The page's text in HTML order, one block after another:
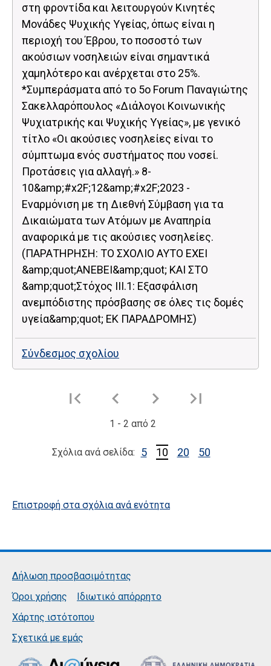
στη φροντίδα και λειτουργούν Κινητές
Μονάδες Ψυχικής Υγείας, όπως είναι η
περιοχή του Έβρου, το ποσοστό των
ακούσιων νοσηλειών είναι σημαντικά
χαμηλότερο και ανέρχεται στο 25%.
*Συμπεράσματα από το 5ο Forum Παναγιώτης
Σακελλαρόπουλος «Διάλογοι Κοινωνικής
Ψυχιατρικής και Ψυχικής Υγείας», με γενικό
τίτλο «Οι ακούσιες νοσηλείες είναι το
σύμπτωμα ενός συστήματος που νοσεί.
Προτάσεις για αλλαγή.» 8-
10&amp;#x2F;12&amp;#x2F;2023 -
Εναρμόνιση με τη Διεθνή Σύμβαση για τα
Δικαιώματα των Ατόμων με Αναπηρία
αναφορικά με τις ακούσιες νοσηλείες.
(ΠΑΡΑΤΗΡΗΣΗ: ΤΟ ΣΧΟΛΙΟ ΑΥΤΟ ΕΧΕΙ
&amp;quot;ΑΝΕΒΕΙ&amp;quot; ΚΑΙ ΣΤΟ
&amp;quot;Στόχος ΙII.1: Εξασφάλιση
ανεμπόδιστης πρόσβασης σε όλες τις δομές
υγεία&amp;quot; ΕΚ ΠΑΡΑΔΡΟΜΗΣ)
Σύνδεσμος σχολίου
Σχόλια ανά σελίδα: 5 10 20 50
1 - 2 από 2
Επιστροφή στα σχόλια ανά ενότητα
Δήλωση προσβασιμότητας
Όροι χρήσης
Ιδιωτικό απόρρητο
Χάρτης ιστότοπου
Σχετικά με εμάς